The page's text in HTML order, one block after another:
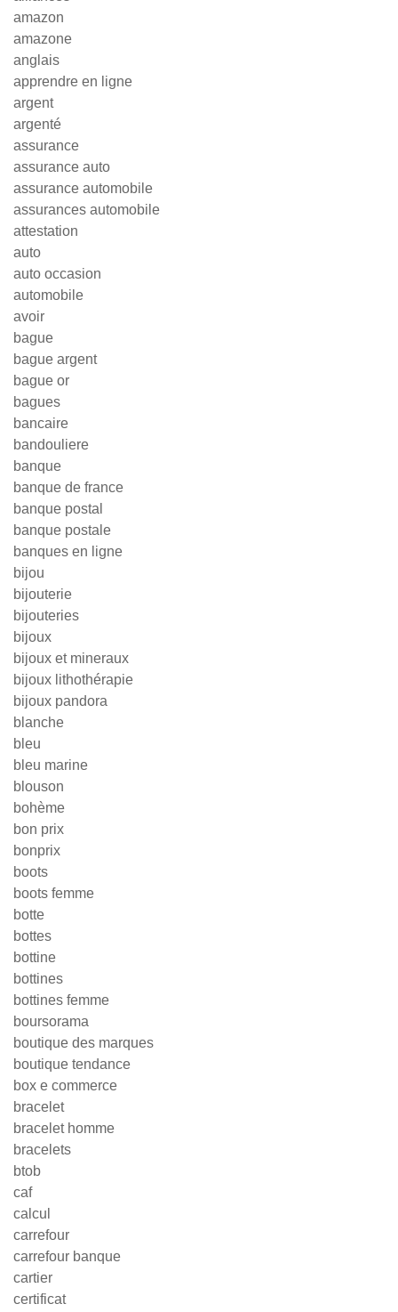
amazon
amazone
anglais
apprendre en ligne
argent
argenté
assurance
assurance auto
assurance automobile
assurances automobile
attestation
auto
auto occasion
automobile
avoir
bague
bague argent
bague or
bagues
bancaire
bandouliere
banque
banque de france
banque postal
banque postale
banques en ligne
bijou
bijouterie
bijouteries
bijoux
bijoux et mineraux
bijoux lithothérapie
bijoux pandora
blanche
bleu
bleu marine
blouson
bohème
bon prix
bonprix
boots
boots femme
botte
bottes
bottine
bottines
bottines femme
boursorama
boutique des marques
boutique tendance
box e commerce
bracelet
bracelet homme
bracelets
btob
caf
calcul
carrefour
carrefour banque
cartier
certificat